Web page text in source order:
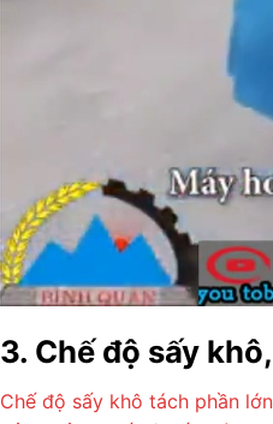
3. Chế độ sấy
Chế độ sấy khô tách phần